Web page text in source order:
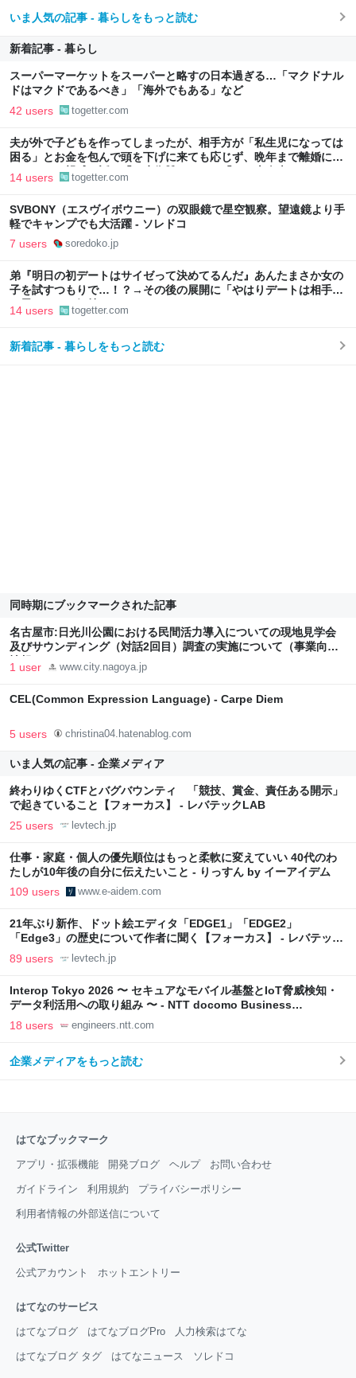
いま人気の記事 - 暮らしをもっと読む
新着記事 - 暮らし
スーパーマーケットをスーパーと略すの日本過ぎる…「マクドナル
ドはマクドであるべき」「海外でもある」など
42 users togetter.com
夫が外で子どもを作ってしまったが、相手方が「私生児になっては
困る」とお金を包んで頭を下げに来ても応じず、晩年まで離婚に応
じなかった親戚の話→「一生復讐になる」「これ本人幸せなの？」
14 users togetter.com
SVBONY（エスヴイボウニー）の双眼鏡で星空観察。望遠鏡より手
軽でキャンプでも大活躍 - ソレドコ
7 users soredoko.jp
弟『明日の初デートはサイゼって決めてるんだ』あんたまさか女の
子を試すつもりで…！？→その後の展開に「やはりデートは相手へ
の思いやりの気持ち」
14 users togetter.com
新着記事 - 暮らしをもっと読む
同時期にブックマークされた記事
名古屋市:日光川公園における民間活力導入についての現地見学会
及びサウンディング（対話2回目）調査の実施について（事業向け
情報）
1 user www.city.nagoya.jp
CEL(Common Expression Language) - Carpe Diem
5 users christina04.hatenablog.com
いま人気の記事 - 企業メディア
終わりゆくCTFとバグバウンティ 「競技、賞金、責任ある開示」
で起きていること【フォーカス】 - レバテックLAB
25 users levtech.jp
仕事・家庭・個人の優先順位はもっと柔軟に変えていい 40代のわ
たしが10年後の自分に伝えたいこと - りっすん by イーアイデム
109 users www.e-aidem.com
21年ぶり新作、ドット絵エディタ「EDGE1」「EDGE2」
「Edge3」の歴史について作者に聞く【フォーカス】 - レバテック
LAB
89 users levtech.jp
Interop Tokyo 2026 〜 セキュアなモバイル基盤とIoT脅威検知・
データ利活用への取り組み 〜 - NTT docomo Business
Engineers' Blog
18 users engineers.ntt.com
企業メディアをもっと読む
はてなブックマーク
アプリ・拡張機能 開発ブログ ヘルプ お問い合わせ
ガイドライン 利用規約 プライバシーポリシー
利用者情報の外部送信について
公式Twitter
公式アカウント ホットエントリー
はてなのサービス
はてなブログ はてなブログPro 人力検索はてな
はてなブログ タグ はてなニュース ソレドコ